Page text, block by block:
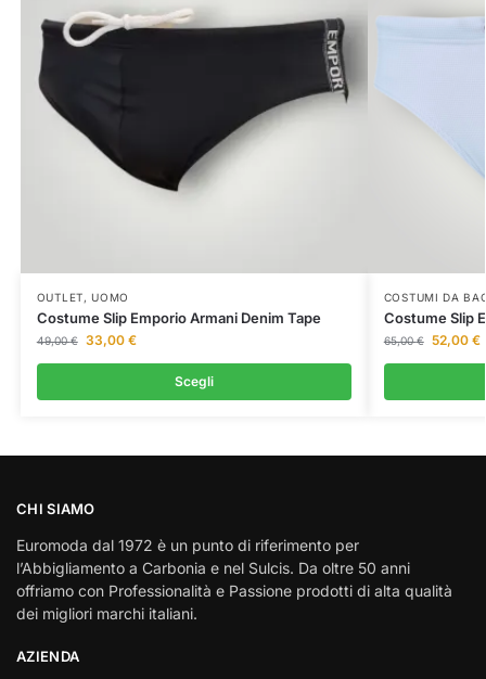
OUTLET,UOMO
Costume Slip Emporio Armani Denim Tape
49,00€ 33,00 €
Scegli
COSTUMI DA
Costume Slip
65,00€ 52,00 €
CHI SIAMO
Euromoda dal 1972 è un punto di riferimento per
l’Abbigliamento a Carbonia e nel Sulcis. Da oltre 50 anni
offriamo con Professionalità e Passione prodotti di alta qualità
dei migliori marchi italiani.
AZIENDA